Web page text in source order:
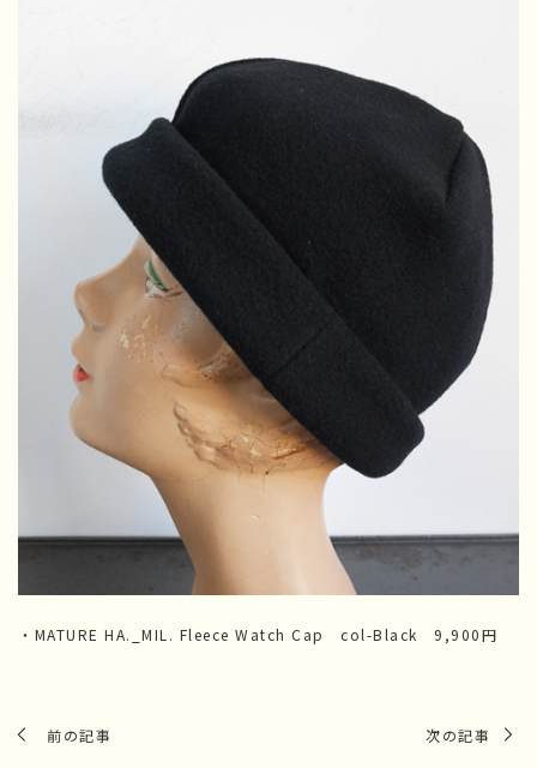
・MATURE HA._MIL. Fleece Watch Cap col-Black 9,900円
前の記事 次の記事